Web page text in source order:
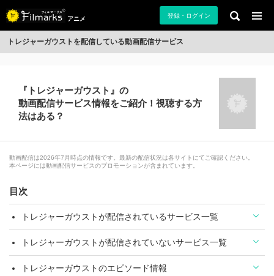
アニメ 登録・ログイン
トレジャーガウストを配信している動画配信サービス
『トレジャーガウスト』の
動画配信サービス情報をご紹介！視聴する方
法はある？
動画配信は2026年7月時点の情報です。最新の配信状況は各サイトにてご確認ください。
本ページには動画配信サービスのプロモーションが含まれています。
目次
トレジャーガウストが配信されているサービス一覧
トレジャーガウストが配信されていないサービス一覧
トレジャーガウストのエピソード情報